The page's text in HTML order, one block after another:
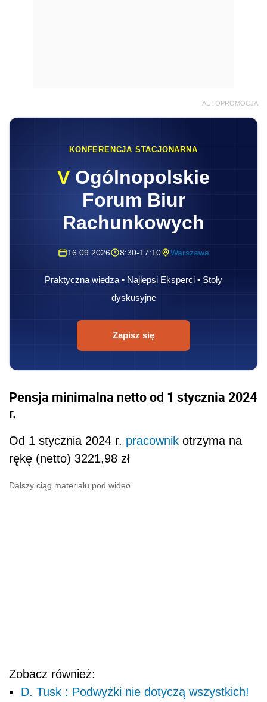
AUTOPROMOCJA
KONFERENCJA STACJONARNA
V Ogólnopolskie
Forum Biur
Rachunkowych
16.09.2026 8:30-17:10 Warszawa
Praktyczna wiedza • Najlepsi Eksperci • Stoły
dyskusyjne
Zapisz się
Pensja minimalna netto od 1 stycznia 2024
r.
Od 1 stycznia 2024 r. pracownik otrzyma na
rękę (netto) 3221,98 zł
Dalszy ciąg materiału pod wideo
Zobacz również:
D. Tusk : Podwyżki nie dotyczą wszystkich!